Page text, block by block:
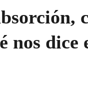
nos dice